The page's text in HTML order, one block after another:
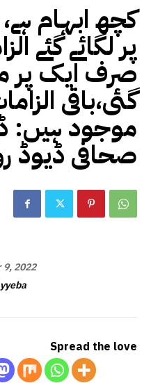
کچھ ابہام
پر لگائے گئے
صرف ایک پر
گئی،باقی
موجود ہیں:
صحافی ڈیوڈ
9, 2022
Spread the love